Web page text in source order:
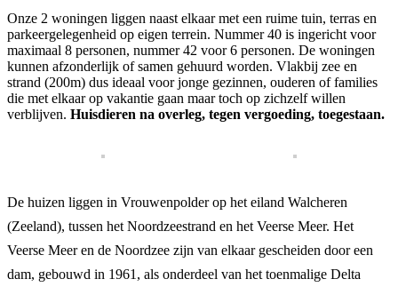
Onze 2 woningen liggen naast elkaar met een ruime tuin, terras en
parkeergelegenheid op eigen terrein. Nummer 40 is ingericht voor
maximaal 8 personen, nummer 42 voor 6 personen. De woningen
kunnen afzonderlijk of samen gehuurd worden. Vlakbij zee en
strand (200m) dus ideaal voor jonge gezinnen, ouderen of families
die met elkaar op vakantie gaan maar toch op zichzelf willen
verblijven. Huisdieren na overleg, tegen vergoeding, toegestaan.
De huizen liggen in Vrouwenpolder op het eiland Walcheren
(Zeeland), tussen het Noordzeestrand en het Veerse Meer. Het
Veerse Meer en de Noordzee zijn van elkaar gescheiden door een
dam, gebouwd in 1961, als onderdeel van het toenmalige Delta